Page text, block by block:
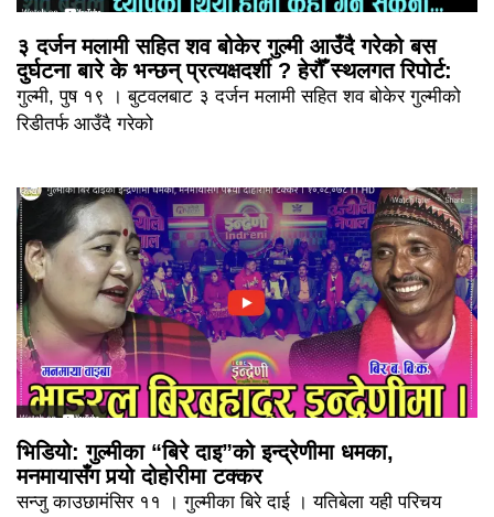
३ दर्जन मलामी सहित शव बोकेर गुल्मी आउँदै गरेको बस
दुर्घटना बारे के भन्छन् प्रत्यक्षदर्शी ? हेरौँ स्थलगत रिपोर्ट:
गुल्मी, पुष १९ । बुटवलबाट ३ दर्जन मलामी सहित शव बोकेर गुल्मीको
रिडीतर्फ आउँदै गरेको
भिडियो: गुल्मीका “बिरे दाइ”को इन्द्रेणीमा धमका,
मनमायासँग पर्‍यो दोहोरीमा टक्कर
सन्जु काउछामंसिर ११ । गुल्मीका बिरे दाई । यतिबेला यही परिचय